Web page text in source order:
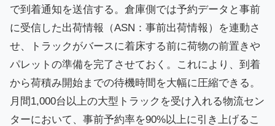
で到着通知を送信する。倉庫側では予約データと事前
に受信した出荷情報（ASN：事前出荷情報）を連動さ
せ、トラックがバースに着床する前に荷物の前置きや
パレットの準備を完了させておく。これにより、到着
から荷積み開始までの待機時間を大幅に圧縮できる。
月間1,000台以上の大型トラックを受け入れる物流セン
ターにおいて、事前予約率を90%以上に引き上げるこ